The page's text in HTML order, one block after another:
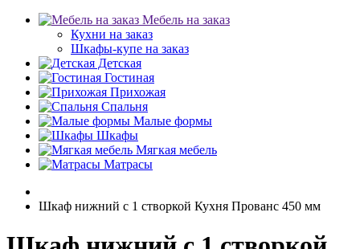
Мебель на заказ
Кухни на заказ
Шкафы-купе на заказ
Детская
Гостиная
Прихожая
Спальня
Малые формы
Шкафы
Мягкая мебель
Матрасы
Шкаф нижний с 1 створкой Кухня Прованс 450 мм